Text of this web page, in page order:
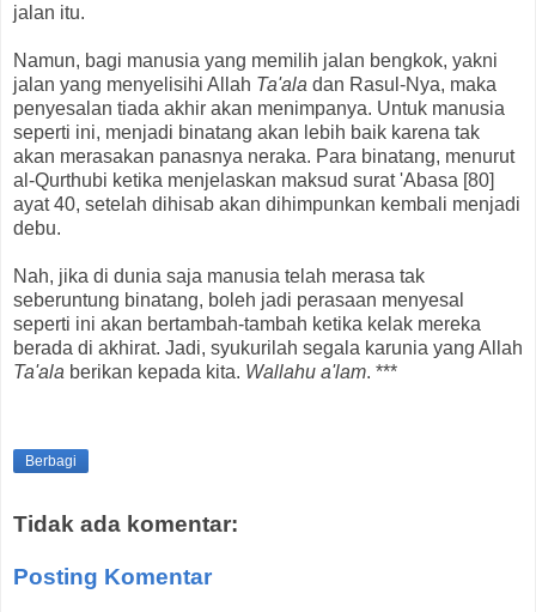
jalan itu.
Namun, bagi manusia yang memilih jalan bengkok, yakni
jalan yang menyelisihi Allah Ta'ala dan Rasul-Nya, maka
penyesalan tiada akhir akan menimpanya. Untuk manusia
seperti ini, menjadi binatang akan lebih baik karena tak
akan merasakan panasnya neraka. Para binatang, menurut
al-Qurthubi ketika menjelaskan maksud surat 'Abasa [80]
ayat 40, setelah dihisab akan dihimpunkan kembali menjadi
debu.
Nah, jika di dunia saja manusia telah merasa tak
seberuntung binatang, boleh jadi perasaan menyesal
seperti ini akan bertambah-tambah ketika kelak mereka
berada di akhirat. Jadi, syukurilah segala karunia yang Allah
Ta'ala berikan kepada kita. Wallahu a'lam. ***
Berbagi
Tidak ada komentar:
Posting Komentar